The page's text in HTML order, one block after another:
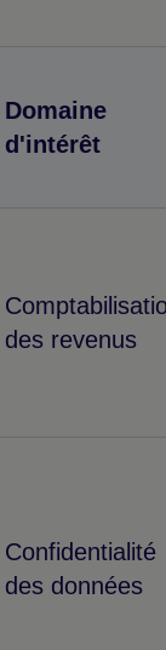
Domaine
d'intérêt
des revenus
Confidentialité
des données